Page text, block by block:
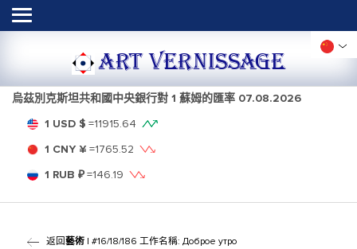
ART VERNISSAGE
烏茲別克斯坦共和國中央銀行對 1 蘇姆的匯率 07.08.2026
1 USD $ =11915.64
1 CNY ¥ =1765.52
1 RUB ₽=146.19
返回藝術| #16/18/186 工作名稱: Доброе утро